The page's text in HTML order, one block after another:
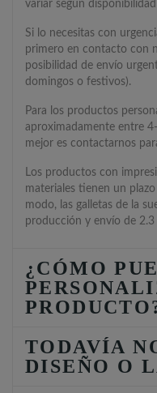
variar según
Si lo necesitas con
primero en contacto con
posibilidad de envío
domingos o festivos).
Para los productos
aproximadamente entre
mejor es contactarnos
Los productos con
materiales tienen un
modo, las galletas de la
producción y envío de 2.3
¿CÓMO
TODAVÍA
DISEÑO O